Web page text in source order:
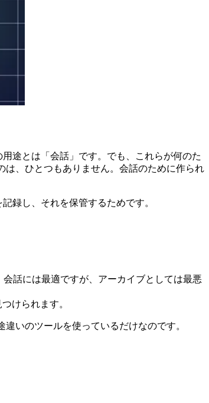
途とは「会話」です。でも、これらが何のた
、ひとつもありません。会話のために作られ
録し、それを保管するためです。
話には最適ですが、アーカイブとしては最悪
けられます。
いのツールを使っているだけなのです。